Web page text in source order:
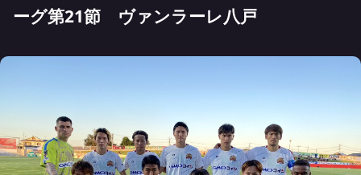
ーグ第21節 ヴァンラーレ八戸